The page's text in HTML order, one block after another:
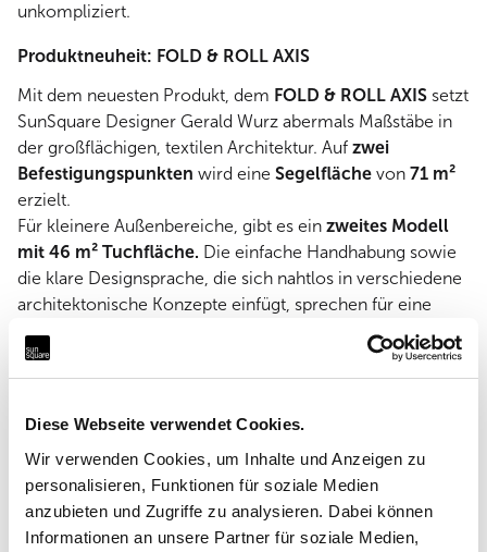
Diese Webseite verwendet Cookies.
Wir verwenden Cookies, um Inhalte und Anzeigen zu
personalisieren, Funktionen für soziale Medien
anzubieten und Zugriffe zu analysieren. Dabei können
Informationen an unsere Partner für soziale Medien,
unkompliziert.
Produktneuheit: FOLD & ROLL AXIS
Mit dem neuesten Produkt, dem FOLD & ROLL AXIS setzt
SunSquare Designer Gerald Wurz abermals Maßstäbe in
der großflächigen, textilen Architektur. Auf zwei
Befestigungspunkten wird eine Segelfläche von 71 m²
erzielt.
Für kleinere Außenbereiche, gibt es ein zweites Modell
mit 46 m² Tuchfläche. Die einfache Handhabung sowie
die klare Designsprache, die sich nahtlos in verschiedene
architektonische Konzepte einfügt, sprechen für eine
Anwendung des
in der Gastronomie
und Hotellerie, im Freizeitbereich und dem öffentlichen
Raum. Schatten oder Schutz vor Regen auf Knopfdruck.
Der Windsensor lässt das Armsystem automatisch
schließen, werden die Windgeschwindigkeiten zu hoch.
SunSquare lässt neue Lebensbereiche entstehen, vereint
Ästhetik, Funktionalität und Komfort und ermöglicht
kreative, effiziente Lösungen für den öffentlichen Raum.